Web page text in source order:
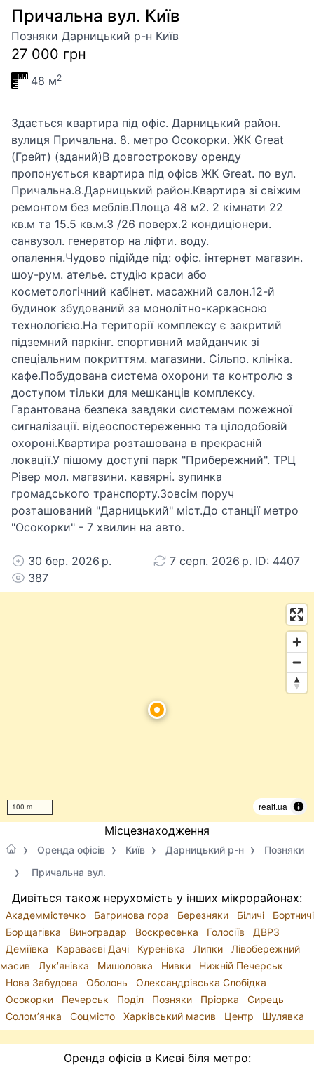
Причальна вул. Київ
Позняки Дарницький р-н Київ
27 000 грн
48 м2
Здається квартира під офіс. Дарницький район.
вулиця Причальна. 8. метро Осокорки. ЖК Great
(Грейт) (зданий)В довгострокову оренду
пропонується квартира під офісв ЖК Great. по вул.
Причальна.8.Дарницький район.Квартира зі свіжим
ремонтом без меблів.Площа 48 м2. 2 кімнати 22
кв.м та 15.5 кв.м.3 /26 поверх.2 кондиціонери.
санвузол. генератор на ліфти. воду.
опалення.Чудово підійде під: офіс. інтернет магазин.
шоу-рум. ателье. студію краси або
косметологічний кабінет. масажний салон.12-й
будинок збудований за монолітно-каркасною
технологією.На території комплексу є закритий
підземний паркінг. спортивний майданчик зі
спеціальним покриттям. магазини. Сільпо. клініка.
кафе.Побудована система охорони та контролю з
доступом тільки для мешканців комплексу.
Гарантована безпека завдяки системам пожежної
сигналізації. відеоспостереженню та цілодобовій
охороні.Квартира розташована в прекрасній
локації.У пішому доступі парк "Прибережний". ТРЦ
Рівер мол. магазини. кавярні. зупинка
громадського транспорту.Зовсім поруч
розташований "Дарницький" міст.До станції метро
"Осокорки" - 7 хвилин на авто.
30 бер. 2026 р.
7 серп. 2026 р. ID: 4407
387
100 m realt.ua
Місцезнаходження
Оренда офісів Київ Дарницький р-н
Позняки
Причальна вул.
Дивіться також нерухомість у інших мікрорайонах:
Академмістечко Багринова гора Березняки Біличі
Бортничі
Борщагівка
Виноградар Воскресенка Голосіїв
ДВРЗ
Деміївка
Караваєві Дачі Куренівка Липки
Лівобережний
масив
Лук’янівка Мишоловка Нивки
Нижній Печерськ
Нова Забудова
Оболонь
Олександрівська Слобідка
Осокорки
Печерськ Поділ Позняки Пріорка
Сирець
Солом’янка
Соцмісто Харківський масив Центр Шулявка
Оренда офісів в Києві біля метро: